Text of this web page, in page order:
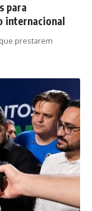
para
internacional
prestarem